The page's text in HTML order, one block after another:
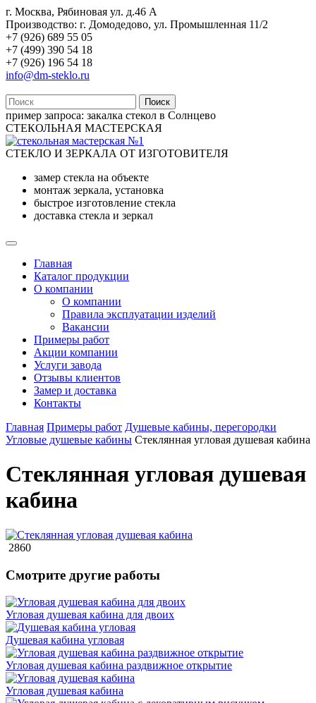
г. Москва, Рябиновая ул. д.46 А
Производство: г. Домодедово, ул. Промышленная 11/2
+7 (926) 689 55 05
+7 (499) 390 54 18
+7 (926) 196 54 18
info@dm-steklo.ru
Поиск
пример запроса: закалка стекол в Солнцево
СТЕКОЛЬНАЯ МАСТЕРСКАЯ
СТЕКЛО И ЗЕРКАЛА ОТ ИЗГОТОВИТЕЛЯ
замер стекла на объекте
монтаж зеркала, установка
быстрое изготовление стекла
доставка стекла и зеркал
Главная
Каталог продукции
О компании
О компании
Правила эксплуатации изделий
Вакансии
Примеры работ
Акции компании
Услуги завода
Отзывы клиентов
Замер и доставка
Контакты
Главная Примеры работ Душевые кабины, перегородки
Угловые душевые кабины Стеклянная угловая душевая кабина
Стеклянная угловая душевая
кабина
2860
Смотрите другие работы
Угловая душевая кабина для двоих
Душевая кабина угловая
Угловая душевая кабина раздвижное открытие
Угловая душевая кабина